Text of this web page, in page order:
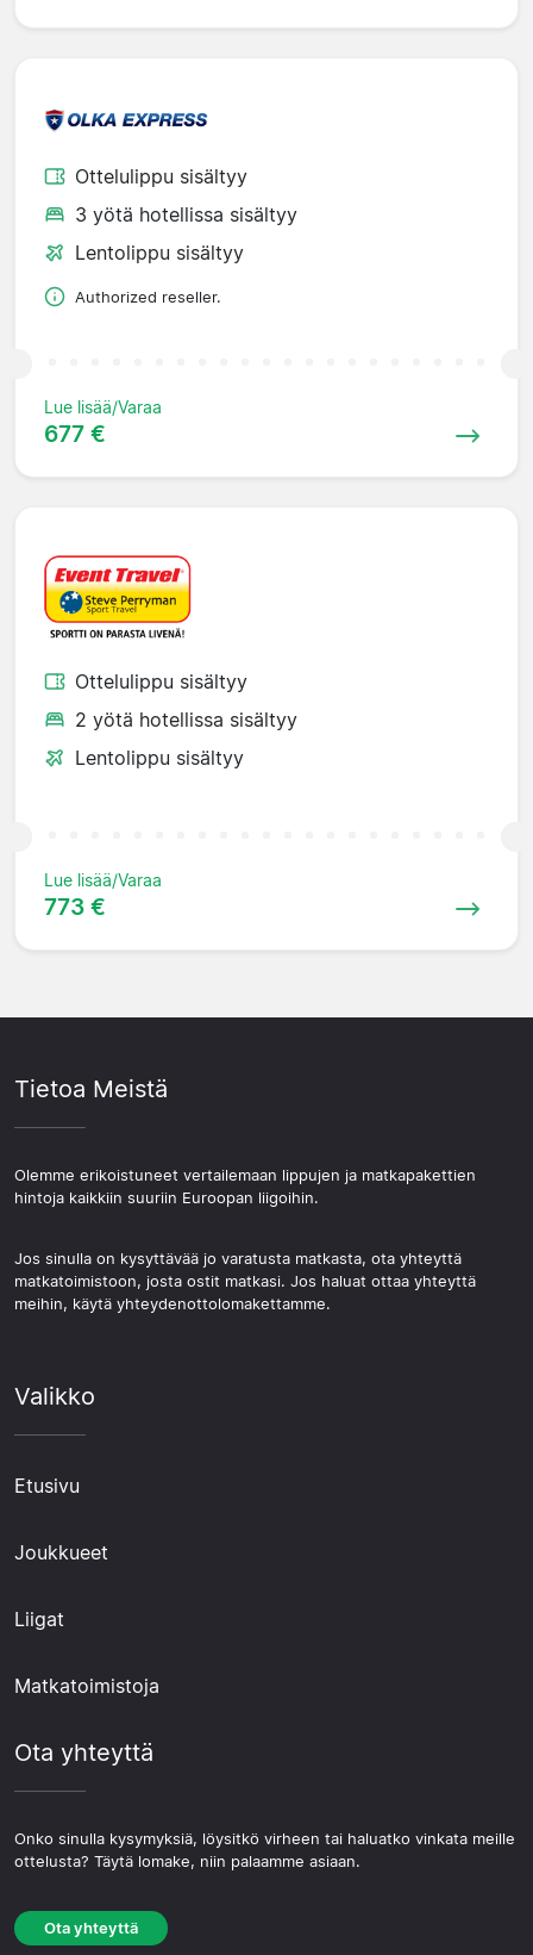
Ottelulippu sisältyy
3 yötä hotellissa sisältyy
Lentolippu sisältyy
Authorized reseller.
Lue lisää/Varaa
677 €
Ottelulippu sisältyy
2 yötä hotellissa sisältyy
Lentolippu sisältyy
Lue lisää/Varaa
773 €
Tietoa Meistä
Olemme erikoistuneet vertailemaan lippujen ja matkapakettien
hintoja kaikkiin suuriin Euroopan liigoihin.
Jos sinulla on kysyttävää jo varatusta matkasta, ota yhteyttä
matkatoimistoon, josta ostit matkasi. Jos haluat ottaa yhteyttä
meihin, käytä yhteydenottolomakettamme.
Valikko
Etusivu
Joukkueet
Liigat
Matkatoimistoja
Ota yhteyttä
Onko sinulla kysymyksiä, löysitkö virheen tai haluatko vinkata meille
ottelusta? Täytä lomake, niin palaamme asiaan.
Ota yhteyttä